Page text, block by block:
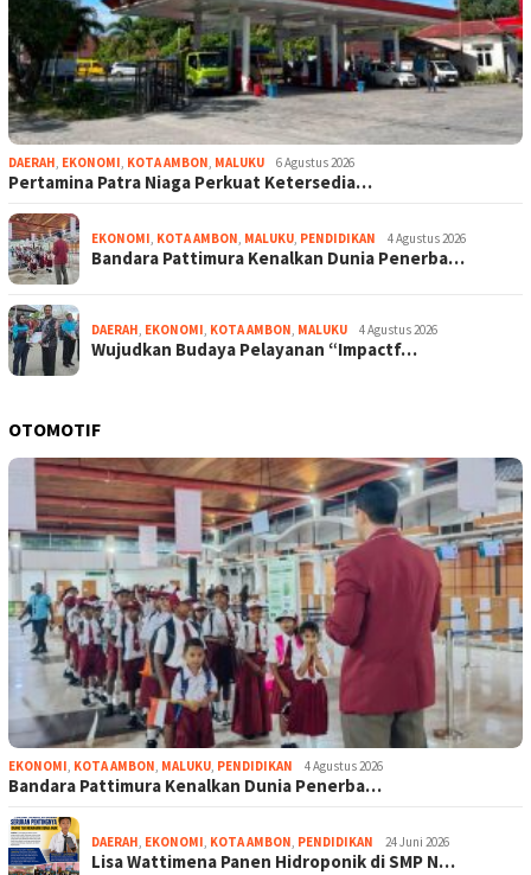
DAERAH EKONOMI KOTA AMBON MALUKU 6 Agustus 2026
Pertamina Patra Niaga Perkuat Ketersedia…
EKONOMI KOTA AMBON MALUKU PENDIDIKAN 4 Agustus 2026
Bandara Pattimura Kenalkan Dunia Penerba…
DAERAH EKONOMI KOTA AMBON MALUKU 4 Agustus 2026
Wujudkan Budaya Pelayanan “Impactf…
OTOMOTIF
EKONOMI, KOTA AMBON, MALUKU, PENDIDIKAN 4 Agustus 2026
Bandara Pattimura Kenalkan Dunia Penerba…
DAERAH, EKONOMI, KOTA AMBON, PENDIDIKAN 24 Juni 2026
Lisa Wattimena Panen Hidroponik di SMP N…